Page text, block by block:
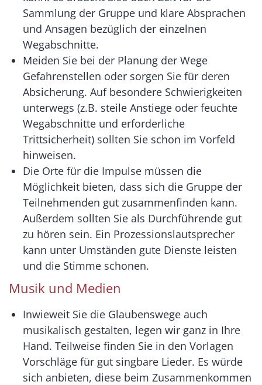
Sammlung der Gruppe und klare Absprachen
und Ansagen bezüglich der einzelnen
Wegabschnitte.
Meiden Sie bei der Planung der Wege
Gefahrenstellen oder sorgen Sie für deren
Absicherung. Auf besondere Schwierigkeiten
unterwegs (z.B. steile Anstiege oder feuchte
Wegabschnitte und erforderliche
Trittsicherheit) sollten Sie schon im Vorfeld
hinweisen.
Die Orte für die Impulse müssen die
Möglichkeit bieten, dass sich die Gruppe der
Teilnehmenden gut zusammenfinden kann.
Außerdem sollten Sie als Durchführende gut
zu hören sein. Ein Prozessionslautsprecher
kann unter Umständen gute Dienste leisten
und die Stimme schonen.
Musik und Medien
Inwieweit Sie die Glaubenswege auch
musikalisch gestalten, legen wir ganz in Ihre
Hand. Teilweise finden Sie in den Vorlagen
Vorschläge für gut singbare Lieder. Es würde
sich anbieten, diese beim Zusammenkommen